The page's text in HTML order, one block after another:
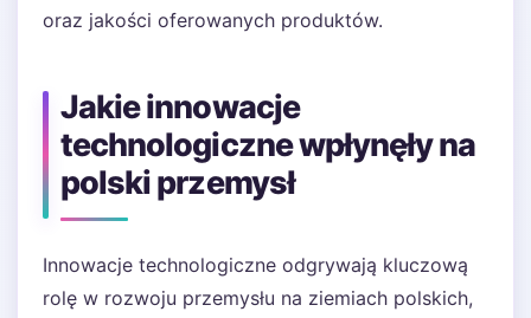
oraz jakości oferowanych produktów.
Jakie innowacje
technologiczne wpłynęły na
polski przemysł
Innowacje technologiczne odgrywają kluczową
rolę w rozwoju przemysłu na ziemiach polskich,